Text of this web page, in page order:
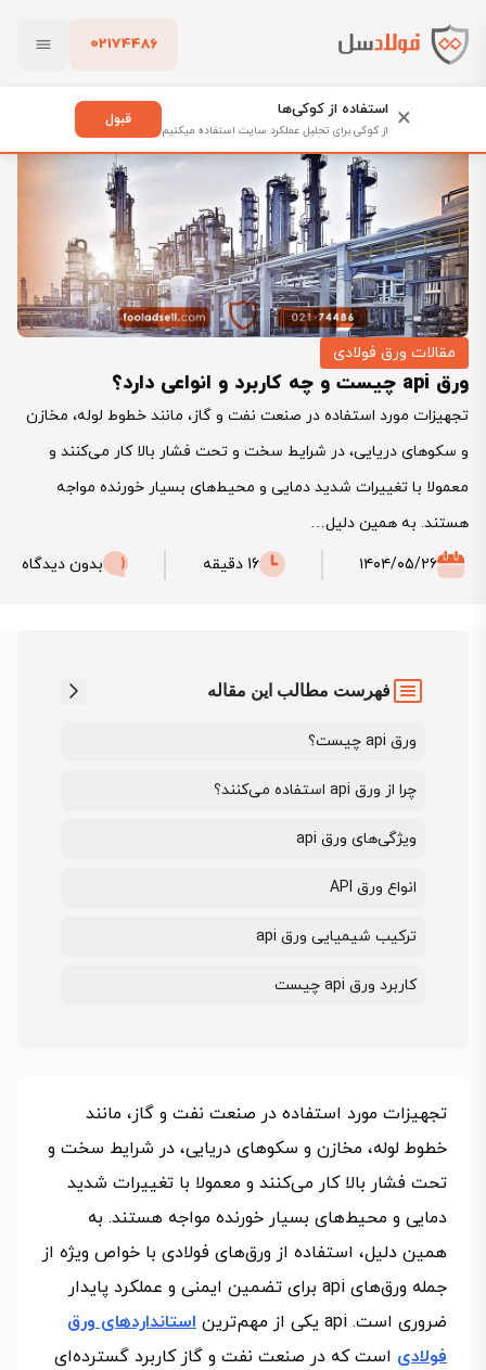
02174486
پاک کردن
فولادسل
مقالات ورق فولادی
ورق api چیست و چه کاربرد و انواعی دارد؟
تجهیزات مورد استفاده در صنعت نفت و گاز، مانند خطوط لوله، مخازن
و سکوهای دریایی، در شرایط سخت و تحت فشار بالا کار می‌کنند و
معمولا با تغییرات شدید دمایی و محیط‌های بسیار خورنده مواجه
هستند. به همین دلیل…
۱۴۰۴/۰۵/۲۶
16 دقیقه بدون دیدگاه
فهرست مطالب این مقاله
ورق api چیست؟
چرا از ورق api استفاده می‌کنند؟
ویژگی‌های ورق api
انواع ورق API
ترکیب شیمیایی ورق api
کاربرد ورق api چیست
تجهیزات مورد استفاده در صنعت نفت و گاز، مانند
خطوط لوله، مخازن و سکوهای دریایی، در شرایط سخت و
تحت فشار بالا کار می‌کنند و معمولا با تغییرات شدید
دمایی و محیط‌های بسیار خورنده مواجه هستند. به
همین دلیل، استفاده از ورق‌های فولادی با خواص ویژه از
جمله ورق‌های api برای تضمین ایمنی و عملکرد پایدار
ضروری است. api یکی از مهم‌ترین
استانداردهای ورق
فولادی است که در صنعت نفت و گاز کاربرد گسترده‌ای
× استفاده از کوکی‌ها
از کوکی برای تحلیل عملکرد سایت استفاده میکنیم
قبول